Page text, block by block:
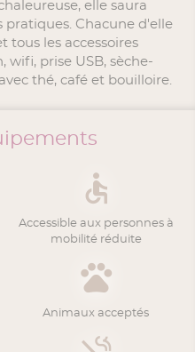
elle saura
pratiques. Chacune d'elle
tous les accessoires
wifi, prise USB, sèche-
thé, café et bouilloire.
Accessible aux personnes à
mobilité réduite
Animaux acceptés